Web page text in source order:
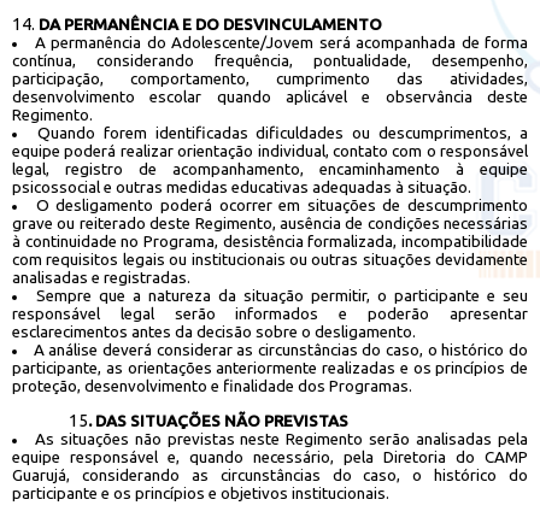
14. DA PERMANÊNCIA E DO DESVINCULAMENTO
A permanência do Adolescente/Jovem será acompanhada de forma
contínua, considerando frequência, pontualidade, desempenho,
participação, comportamento, cumprimento das atividades,
desenvolvimento escolar quando aplicável e observância deste
Regimento.
Quando forem identificadas dificuldades ou descumprimentos, a
equipe poderá realizar orientação individual, contato com o responsável
legal, registro de acompanhamento, encaminhamento à equipe
psicossocial e outras medidas educativas adequadas à situação.
O desligamento poderá ocorrer em situações de descumprimento
grave ou reiterado deste Regimento, ausência de condições necessárias
à continuidade no Programa, desistência formalizada, incompatibilidade
com requisitos legais ou institucionais ou outras situações devidamente
analisadas e registradas.
Sempre que a natureza da situação permitir, o participante e seu
responsável legal serão informados e poderão apresentar
esclarecimentos antes da decisão sobre o desligamento.
A análise deverá considerar as circunstâncias do caso, o histórico do
participante, as orientações anteriormente realizadas e os princípios de
proteção, desenvolvimento e finalidade dos Programas.
15.DAS SITUAÇÕES NÃO PREVISTAS
As situações não previstas neste Regimento serão analisadas pela
equipe responsável e, quando necessário, pela Diretoria do CAMP
Guarujá, considerando as circunstâncias do caso, o histórico do
participante e os princípios e objetivos institucionais.